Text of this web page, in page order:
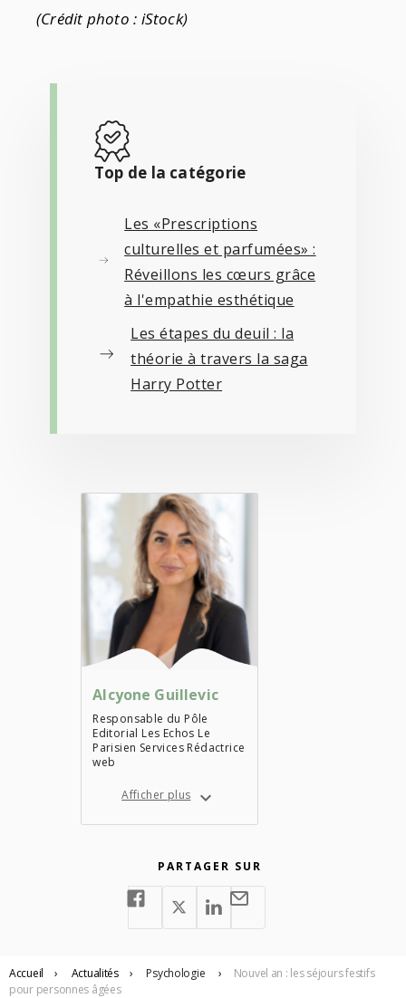
Alcyone Guillevic
Responsable du Pôle
Editorial Les Echos Le
Parisien Services Rédactrice
web
Afficher plus
PARTAGER SUR
(Crédit photo : iStock)
Top de la catégorie
Les «Prescriptions
culturelles et parfumées» :
Réveillons les cœurs grâce
à l'empathie esthétique
Les étapes du deuil : la
théorie à travers la saga
Harry Potter
Accueil › Actualités › Psychologie ›
Nouvel an : les séjours festifs
pour personnes âgées